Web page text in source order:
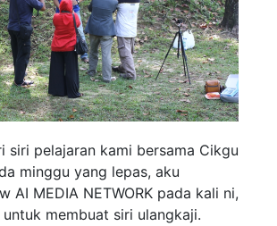
siri pelajaran kami bersama Cikgu
minggu yang lepas, aku
AI MEDIA NETWORK pada kali ni,
membuat siri ulangkaji.